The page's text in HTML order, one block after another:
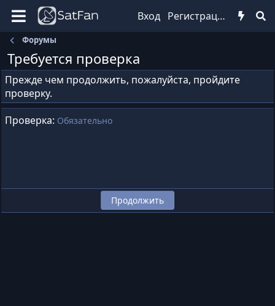
Вход Регистрация
Форумы
Требуется проверка
Прежде чем продолжить, пожалуйста, пройдите
проверку.
Проверка Обязательно
Продолжить